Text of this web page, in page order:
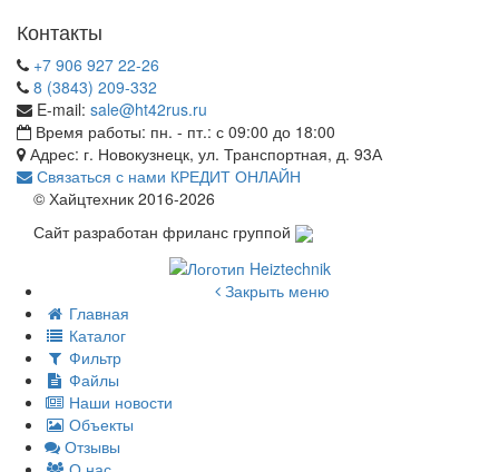
Контакты
+7 906 927 22-26
8 (3843) 209-332
E-mail: sale@ht42rus.ru
Время работы: пн. - пт.: с 09:00 до 18:00
Адрес: г. Новокузнецк, ул. Транспортная, д. 93А
Связаться с нами КРЕДИТ ОНЛАЙН
© Хайцтехник 2016-2026
Сайт разработан фриланс группой
Закрыть меню
Главная
Каталог
Фильтр
Файлы
Наши новости
Объекты
Отзывы